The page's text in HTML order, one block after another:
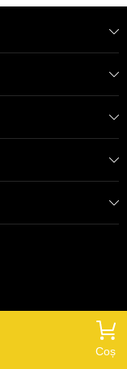
Coș